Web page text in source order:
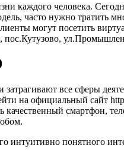
каждого человека.
часто нужно тратить
могут посетить
пос.Кутузово,
все сферы
на официальный сайт
смартфон,
понятного